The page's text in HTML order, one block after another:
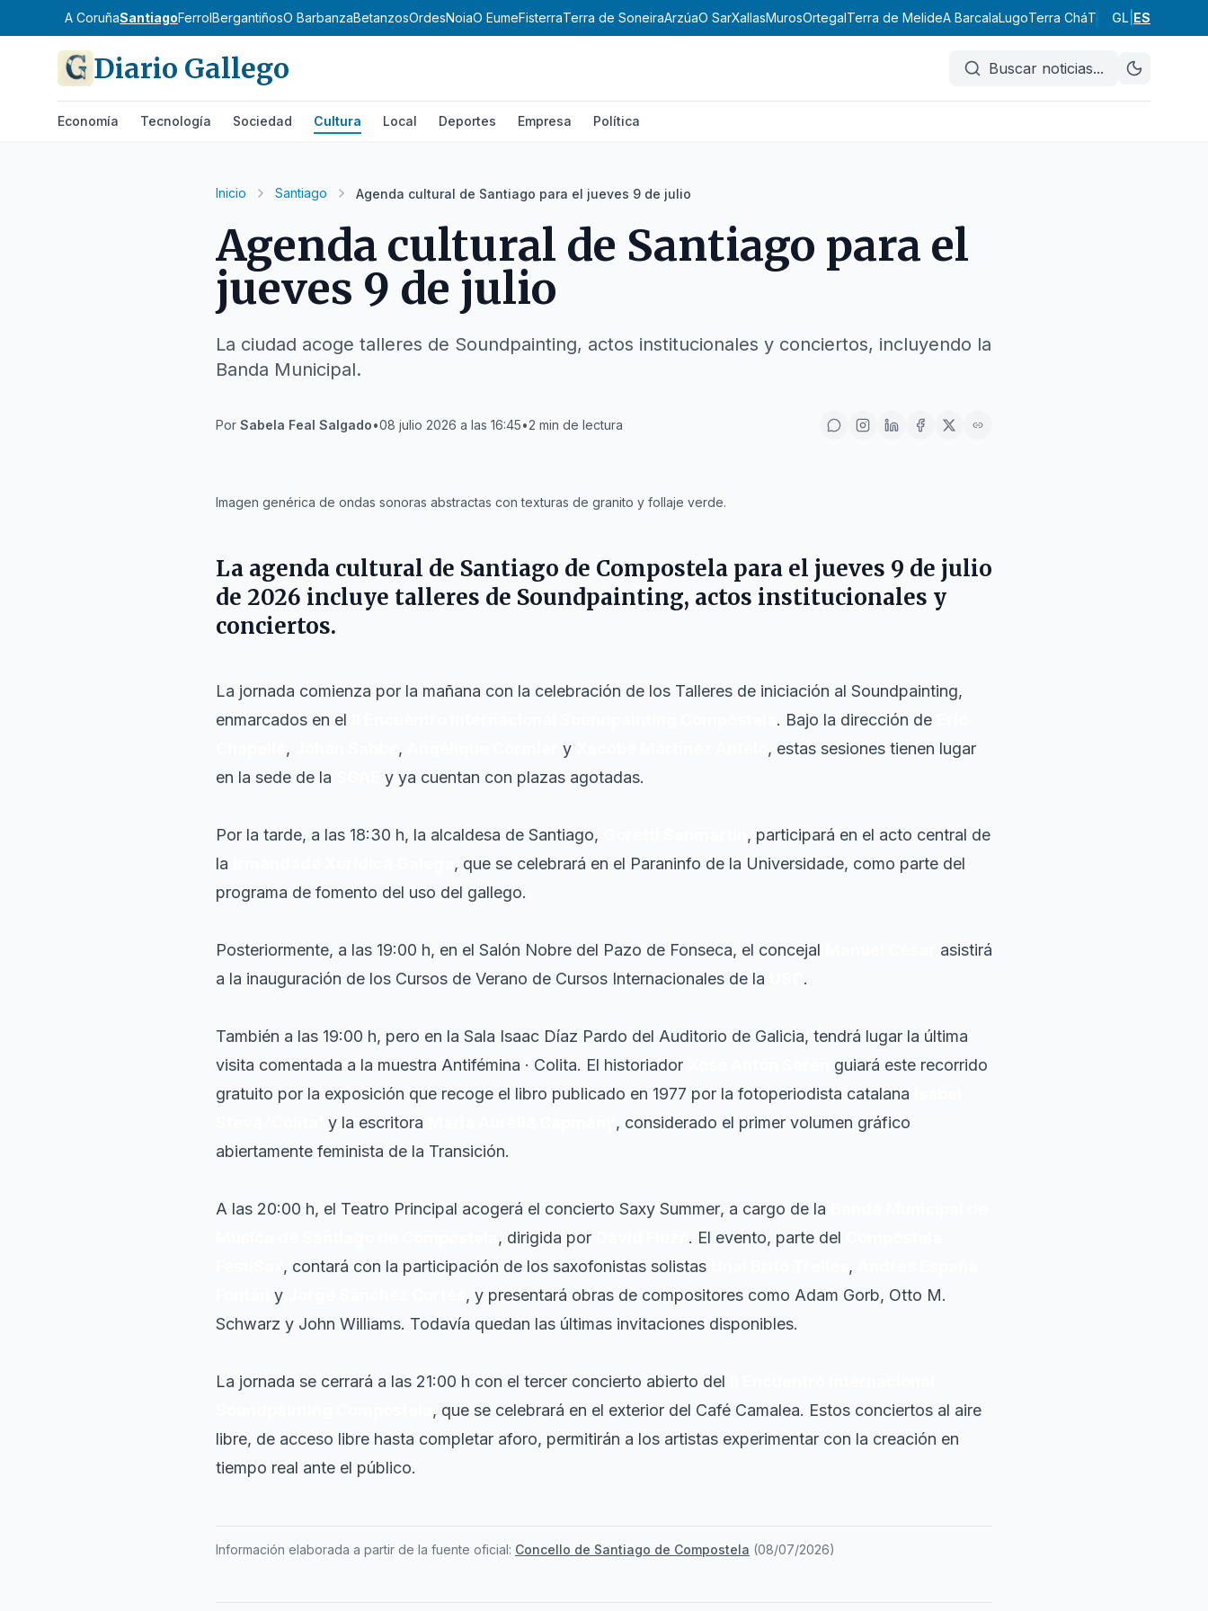
A CoruñaSantiagoFerrolBergantiñosO BarbanzaBetanzosOrdesNoiaO EumeFisterraTerra de SoneiraArzúaO SarXallasMurosOrtegalTerra de MelideA BarcalaLugoTerra CháTerra de Lemos
GL ES
Diario Gallego Buscar noticias...
Economía Tecnología Sociedad Cultura Local Deportes Empresa Política
Inicio Santiago Agenda cultural de Santiago para el jueves 9 de julio
Agenda cultural de Santiago para el
jueves 9 de julio
La ciudad acoge talleres de Soundpainting, actos institucionales y conciertos, incluyendo la
Banda Municipal.
Por Sabela Feal Salgado•08 julio 2026 a las 16:45•2 min de lectura
Imagen genérica de ondas sonoras abstractas con texturas de granito y follaje verde.
La agenda cultural de Santiago de Compostela para el jueves 9 de julio
de 2026 incluye talleres de Soundpainting, actos institucionales y
conciertos.
La jornada comienza por la mañana con la celebración de los Talleres de iniciación al Soundpainting,
enmarcados en el
. Bajo la dirección de
, , y
, estas sesiones tienen lugar
en la sede de la
y ya cuentan con plazas agotadas.
Por la tarde, a las 18:30 h, la alcaldesa de Santiago,
, participará en el acto central de
la
, que se celebrará en el Paraninfo de la Universidade, como parte del
programa de fomento del uso del gallego.
Posteriormente, a las 19:00 h, en el Salón Nobre del Pazo de Fonseca, el concejal
asistirá
a la inauguración de los Cursos de Verano de Cursos Internacionales de la
.
También a las 19:00 h, pero en la Sala Isaac Díaz Pardo del Auditorio de Galicia, tendrá lugar la última
visita comentada a la muestra Antifémina · Colita. El historiador
guiará este recorrido
gratuito por la exposición que recoge el libro publicado en 1977 por la fotoperiodista catalana
y la escritora
, considerado el primer volumen gráfico
abiertamente feminista de la Transición.
A las 20:00 h, el Teatro Principal acogerá el concierto Saxy Summer, a cargo de la
, dirigida por . El evento, parte del
, contará con la participación de los saxofonistas solistas ,
y
, y presentará obras de compositores como Adam Gorb, Otto M.
Schwarz y John Williams. Todavía quedan las últimas invitaciones disponibles.
La jornada se cerrará a las 21:00 h con el tercer concierto abierto del
, que se celebrará en el exterior del Café Camalea. Estos conciertos al aire
libre, de acceso libre hasta completar aforo, permitirán a los artistas experimentar con la creación en
tiempo real ante el público.
Información elaborada a partir de la fuente oficial: Concello de Santiago de Compostela (08/07/2026)